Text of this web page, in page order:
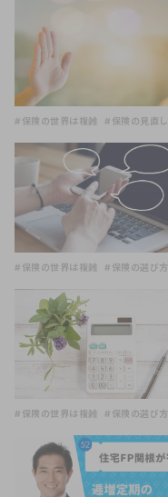
#保険の世界は複雑 #保険の見直し
#保険の世界は複雑 #保険の選び方
#保険の世界は複雑 #保険の選び方